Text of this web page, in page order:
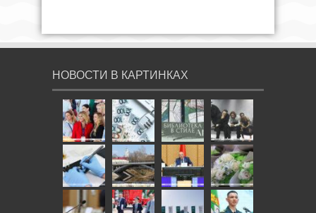
НОВОСТИ В КАРТИНКАХ